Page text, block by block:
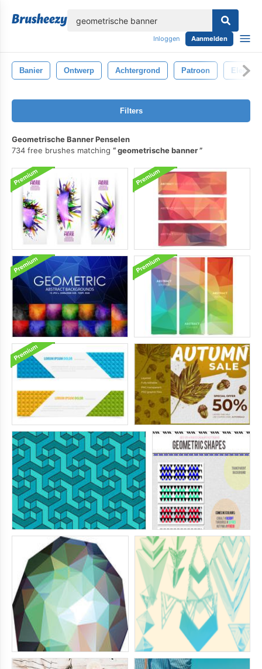
Inloggen Aanmelden
Banier Ontwerp Achtergrond Patroon Element
Filters
Geometrische Banner Penselen
734 free brushes matching
geometrische banner